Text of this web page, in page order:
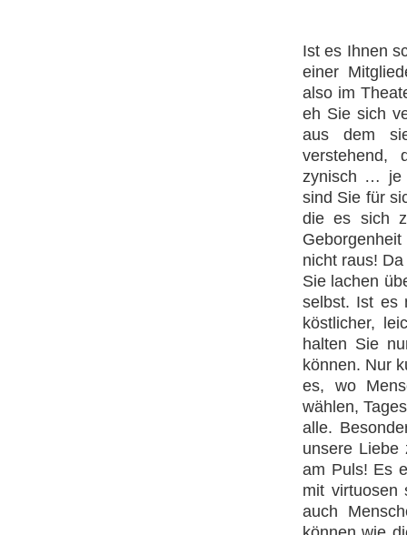
Ist es Ihnen
einer
also im
eh Sie sich
aus dem
verstehend,
zynisch … je
sind Sie für
die es sich
nicht raus!
Sie lachen
selbst. Ist es
köstlicher,
halten Sie
können. Nur
es, wo
wählen,
alle.
unsere Liebe
am Puls! Es
mit virtuosen
auch